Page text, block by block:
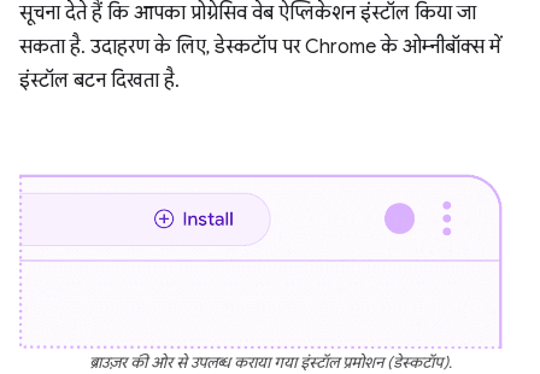
सूचना देते हैं कि आपका प्रोग्रेसिव वेब ऐप्लिकेशन इंस्टॉल किया जा
सकता है. उदाहरण के लिए, डेस्कटॉप पर Chrome के ओम्नीबॉक्स में
इंस्टॉल बटन दिखता है.
ब्राउज़र की ओर से उपलब्ध कराया गया इंस्टॉल प्रमोशन (डेस्कटॉप).